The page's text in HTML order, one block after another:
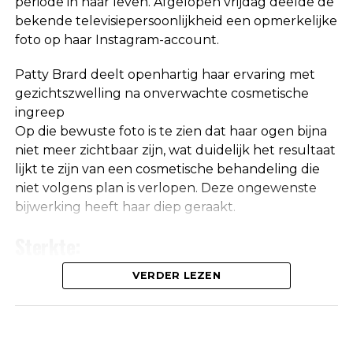
De relatie die ze met Jeroen had was niet hecht,
BOOS over de beschuldigingen aan Ali’s adres.
bekende televisiepersoonlijkheid een opmerkelijke
foto op haar Instagram-account.
Patty Brard deelt openhartig haar ervaring met
gezichtszwelling na onverwachte cosmetische
ingreep
Op die bewuste foto is te zien dat haar ogen bijna
niet meer zichtbaar zijn, wat duidelijk het resultaat
lijkt te zijn van een cosmetische behandeling die
niet volgens plan is verlopen. Deze ongewenste
bijwerking heeft haar diep geraakt.
Patty Brard ontvangt onmiskenbare
VERDER LEZEN